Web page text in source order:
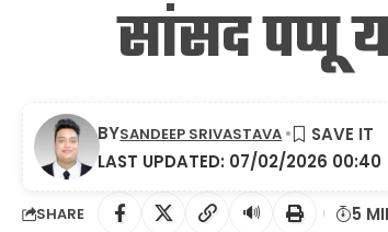
सांसद पप्पू
LAST UPDATED: 07/02/2026 00:40
BYSANDEEP SRIVASTAVA
SHARE 🔊 5